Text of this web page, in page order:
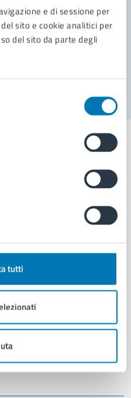
e di sessione per
sito e cookie analitici per
del sito da parte degli
tutti